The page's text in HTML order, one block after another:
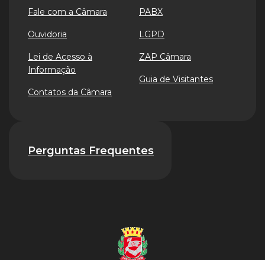
Fale com a Câmara
Ouvidoria
Lei de Acesso à
Informação
Contatos da Câmara
PABX
LGPD
ZAP Câmara
Guia de Visitantes
Perguntas Frequentes